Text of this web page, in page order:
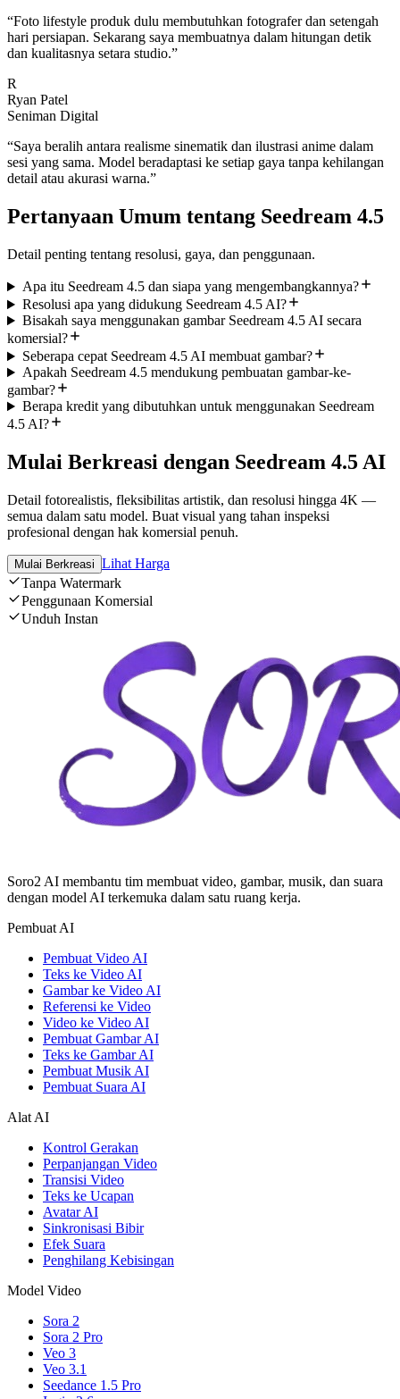
“Foto lifestyle produk dulu membutuhkan fotografer dan setengah
hari persiapan. Sekarang saya membuatnya dalam hitungan detik
dan kualitasnya setara studio.”
R
Ryan Patel
Seniman Digital
“Saya beralih antara realisme sinematik dan ilustrasi anime dalam
sesi yang sama. Model beradaptasi ke setiap gaya tanpa kehilangan
detail atau akurasi warna.”
Pertanyaan Umum tentang Seedream 4.5
Detail penting tentang resolusi, gaya, dan penggunaan.
Apa itu Seedream 4.5 dan siapa yang mengembangkannya?
Resolusi apa yang didukung Seedream 4.5 AI?
Bisakah saya menggunakan gambar Seedream 4.5 AI secara
komersial?
Seberapa cepat Seedream 4.5 AI membuat gambar?
Apakah Seedream 4.5 mendukung pembuatan gambar-ke-
gambar?
Berapa kredit yang dibutuhkan untuk menggunakan Seedream
4.5 AI?
Mulai Berkreasi dengan Seedream 4.5 AI
Detail fotorealistis, fleksibilitas artistik, dan resolusi hingga 4K —
semua dalam satu model. Buat visual yang tahan inspeksi
profesional dengan hak komersial penuh.
Mulai Berkreasi Lihat Harga
Tanpa Watermark
Penggunaan Komersial
Unduh Instan
Soro2 AI membantu tim membuat video, gambar, musik, dan suara
dengan model AI terkemuka dalam satu ruang kerja.
Pembuat AI
Pembuat Video AI
Teks ke Video AI
Gambar ke Video AI
Referensi ke Video
Video ke Video AI
Pembuat Gambar AI
Teks ke Gambar AI
Pembuat Musik AI
Pembuat Suara AI
Alat AI
Kontrol Gerakan
Perpanjangan Video
Transisi Video
Teks ke Ucapan
Avatar AI
Sinkronisasi Bibir
Efek Suara
Penghilang Kebisingan
Model Video
Sora 2
Sora 2 Pro
Veo 3
Veo 3.1
Seedance 1.5 Pro